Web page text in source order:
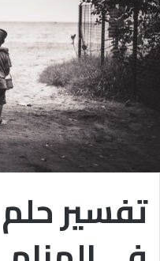
تفسير حلم